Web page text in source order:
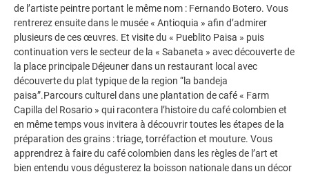
de l’artiste peintre portant le même nom : Fernando Botero. Vous
rentrerez ensuite dans le musée « Antioquia » afin d’admirer
plusieurs de ces œuvres. Et visite du « Pueblito Paisa » puis
continuation vers le secteur de la « Sabaneta » avec découverte de
la place principale Déjeuner dans un restaurant local avec
découverte du plat typique de la region “la bandeja
paisa”.Parcours culturel dans une plantation de café « Farm
Capilla del Rosario » qui racontera l’histoire du café colombien et
en même temps vous invitera à découvrir toutes les étapes de la
préparation des grains : triage, torréfaction et mouture. Vous
apprendrez à faire du café colombien dans les règles de l’art et
bien entendu vous dégusterez la boisson nationale dans un décor